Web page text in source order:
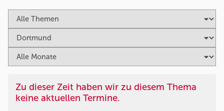
Zu dieser Zeit haben wir zu diesem Thema
keine aktuellen Termine.